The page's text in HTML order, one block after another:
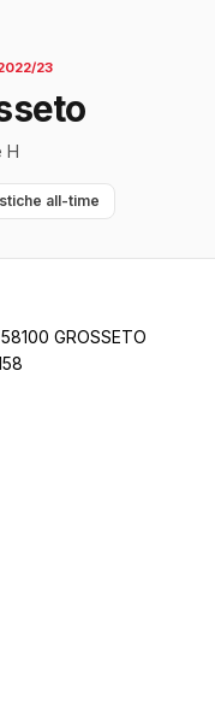
23
H
all-time
GROSSETO